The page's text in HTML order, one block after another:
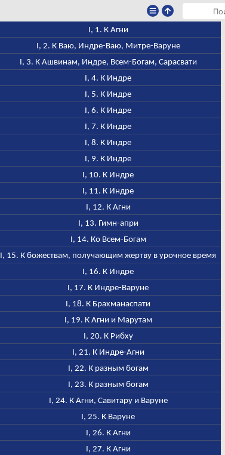
I, 1. К Агни
I, 2. К Ваю, Индре-Ваю, Митре-Варуне
I, 3. К Ашвинам, Индре, Всем-Богам, Сарасвати
I, 4. К Индре
I, 5. К Индре
I, 6. К Индре
I, 7. К Индре
I, 8. К Индре
I, 9. К Индре
I, 10. К Индре
I, 11. К Индре
I, 12. К Агни
I, 13. Гимн-апри
I, 14. Ко Всем-Богам
I, 15. К божествам, получающим жертву в урочное время
I, 16. К Индре
I, 17. К Индре-Варуне
I, 18. К Брахманаспати
I, 19. К Агни и Марутам
I, 20. К Рибху
I, 21. К Индре-Агни
I, 22. К разным богам
I, 23. К разным богам
I, 24. К Агни, Савитару и Варуне
I, 25. К Варуне
I, 26. К Агни
I, 27. К Агни